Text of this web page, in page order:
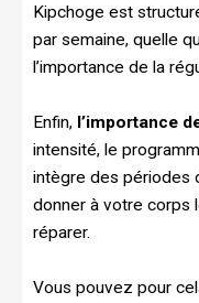
Kipchoge est
par semaine, quelle
l’importance de la
Enfin, l’importance
intensité, le
intègre des périodes
donner à votre corps
réparer.
Vous pouvez pour